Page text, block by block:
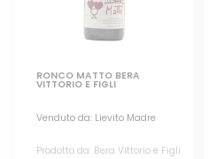
RONCO MATTO BERA
VITTORIO E FIGLI
Venduto da: Lievito Madre
Prodotto da: Bera Vittorio e Figli